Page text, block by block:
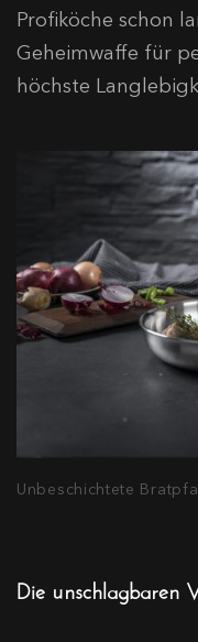
Profiköche schon
Geheimwaffe für
höchste
Unbeschichtete
Die unschlagbaren